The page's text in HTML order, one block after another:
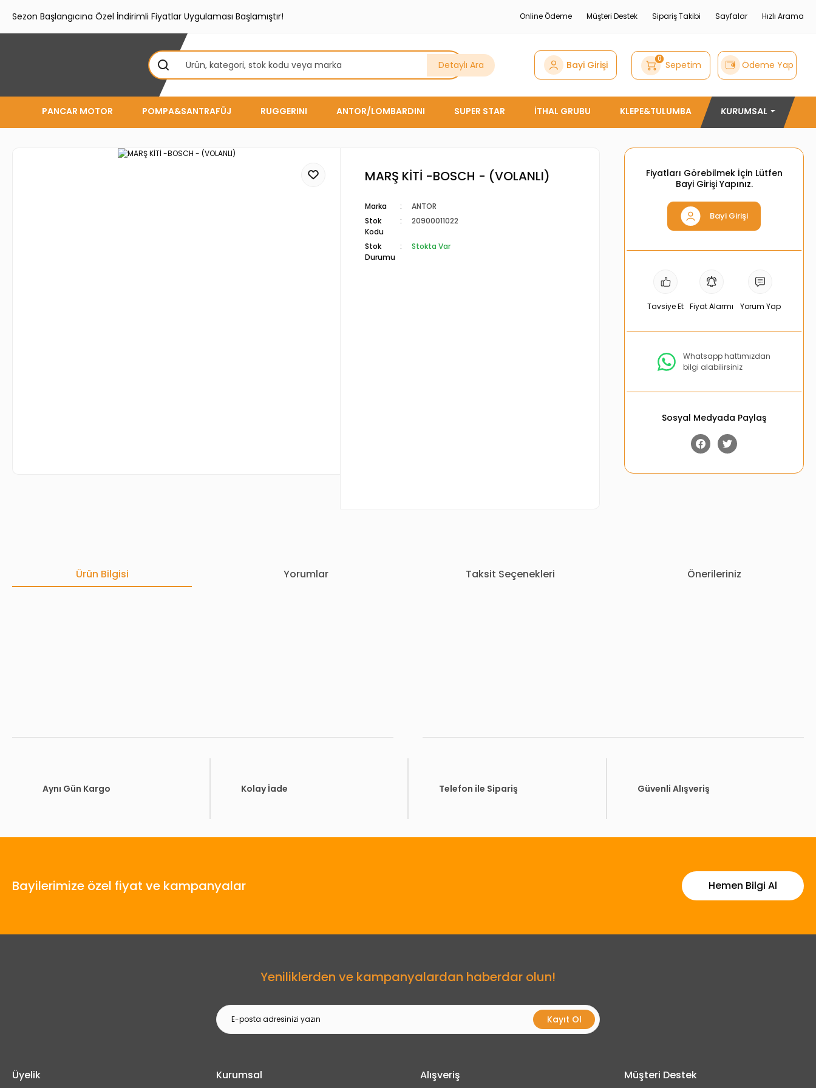
Sezon Başlangıcına Özel İndirimli Fiyatlar Uygulaması Başlamıştır! Online Ödeme Müşteri Destek Sipariş Takibi Sayfalar Hızlı Arama
Detaylı Ara Bayi Girişi 0 Sepetim Ödeme Yap
PANCAR MOTOR POMPA&SANTRAFÜJ RUGGERINI ANTOR/LOMBARDINI SUPER STAR İTHAL GRUBU KLEPE&TULUMBA KURUMSAL
MARŞ KİTİ -BOSCH - (VOLANLI)
Marka
ANTOR
Stok
Kodu
20900011022
Stok
Durumu
Stokta Var
Fiyatları Görebilmek İçin Lütfen
Bayi Girişi Yapınız.
Bayi Girişi
Tavsiye Et Fiyat Alarmı Yorum Yap
Whatsapp hattımızdan
bilgi alabilirsiniz
Sosyal Medyada Paylaş
Ürün Bilgisi Yorumlar Taksit Seçenekleri Önerileriniz
Gönder
Aynı Gün Kargo Kolay İade Telefon ile Sipariş Güvenli Alışveriş
Bayilerimize özel fiyat ve kampanyalar Hemen Bilgi Al
Yeniliklerden ve kampanyalardan haberdar olun!
Kayıt Ol
Üyelik Kurumsal Alışveriş Müşteri Destek